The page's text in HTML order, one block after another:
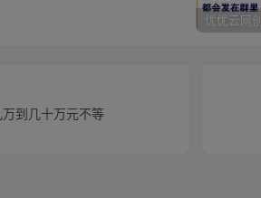
到几十万元不等